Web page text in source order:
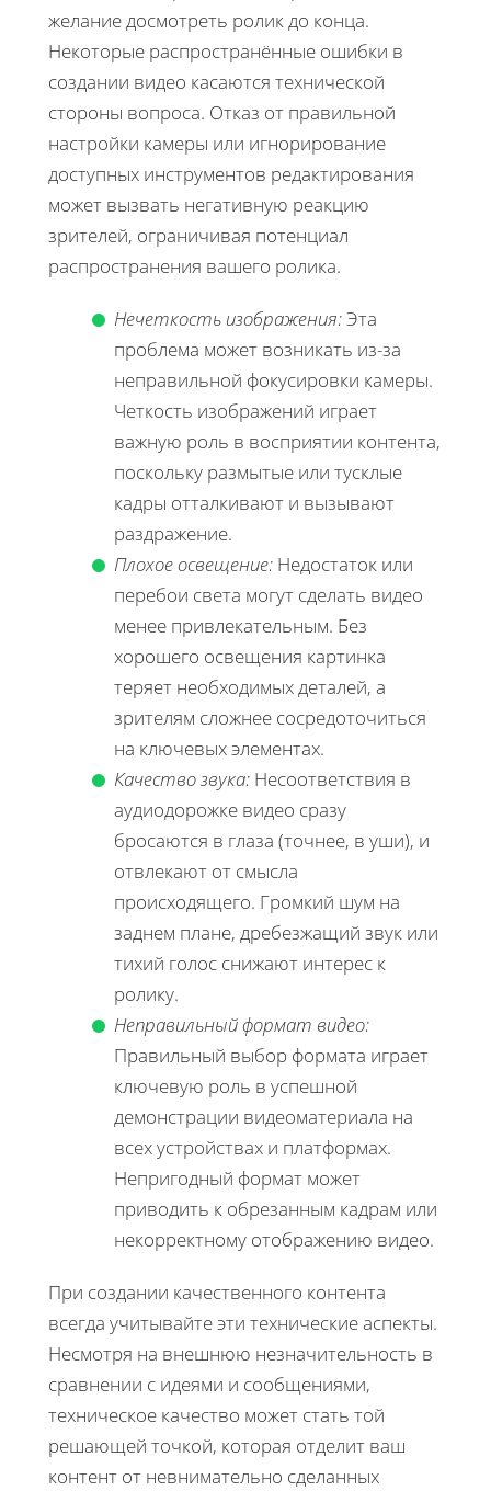
желание досмотреть ролик до конца.
Некоторые распространённые ошибки в
создании видео касаются технической
стороны вопроса. Отказ от правильной
настройки камеры или игнорирование
доступных инструментов редактирования
может вызвать негативную реакцию
зрителей, ограничивая потенциал
распространения вашего ролика.
Нечеткость изображения:Эта
проблема может возникать из-за
неправильной фокусировки камеры.
Четкость изображений играет
важную роль в восприятии контента,
поскольку размытые или тусклые
кадры отталкивают и вызывают
раздражение.
Плохое освещение: Недостаток или
перебои света могут сделать видео
менее привлекательным. Без
хорошего освещения картинка
теряет необходимых деталей, а
зрителям сложнее сосредоточиться
на ключевых элементах.
Качество звука: Несоответствия в
аудиодорожке видео сразу
бросаются в глаза (точнее, в уши), и
отвлекают от смысла
происходящего. Громкий шум на
заднем плане, дребезжащий звук или
тихий голос снижают интерес к
ролику.
Неправильный формат видео:
Правильный выбор формата играет
ключевую роль в успешной
демонстрации видеоматериала на
всех устройствах и платформах.
Непригодный формат может
приводить к обрезанным кадрам или
некорректному отображению видео.
При создании качественного контента
всегда учитывайте эти технические аспекты.
Несмотря на внешнюю незначительность в
сравнении с идеями и сообщениями,
техническое качество может стать той
решающей точкой, которая отделит ваш
контент от невнимательно сделанных